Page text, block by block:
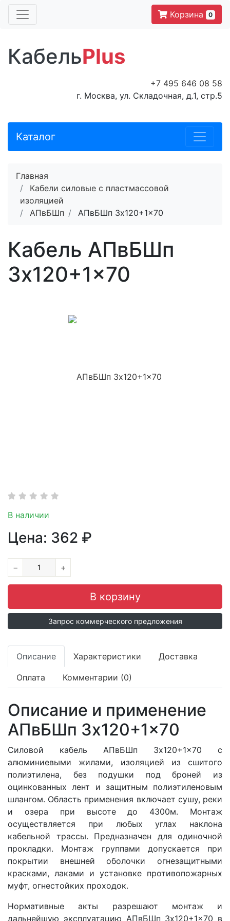
Корзина 0
КабельPlus
+7 495 646 08 58
г. Москва, ул. Складочная, д.1, стр.5
Каталог
Главная
Кабели силовые с пластмассовой
изоляцией
АПвБШп
АПвБШп 3x120+1x70
Кабель АПвБШп
3x120+1x70
В наличии
Цена: 362 ₽
− +
Запрос коммерческого предложения
Описание Характеристики Доставка
Оплата Комментарии (0)
Описание и применение
АПвБШп 3x120+1x70
Силовой кабель АПвБШп 3x120+1x70 с
алюминиевыми жилами, изоляцией из сшитого
полиэтилена, без подушки под броней из
оцинкованных лент и защитным полиэтиленовым
шлангом. Область применения включает сушу, реки
и озера при высоте до 4300м. Монтаж
осуществляется при любых углах наклона
кабельной трассы. Предназначен для одиночной
прокладки. Монтаж группами допускается при
покрытии внешней оболочки огнезащитными
красками, лаками и установке противопожарных
муфт, огнестойких проходок.
Нормативные акты разрешают монтаж и
дальнейшую эксплуатацию АПвБШп 3x120+1x70 в